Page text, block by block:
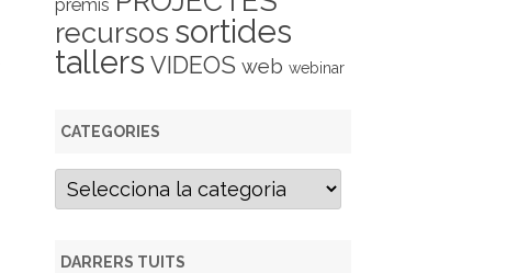
premis
recursos sortides
tallers VIDEOS web webinar
CATEGORIES
C
gDARRERS TUITS